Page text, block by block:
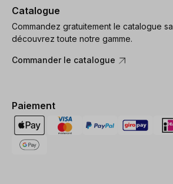
Catalogue
Commandez gratuitement le catalogue
découvrez toute notre gamme.
Commander le catalogue
Paiement